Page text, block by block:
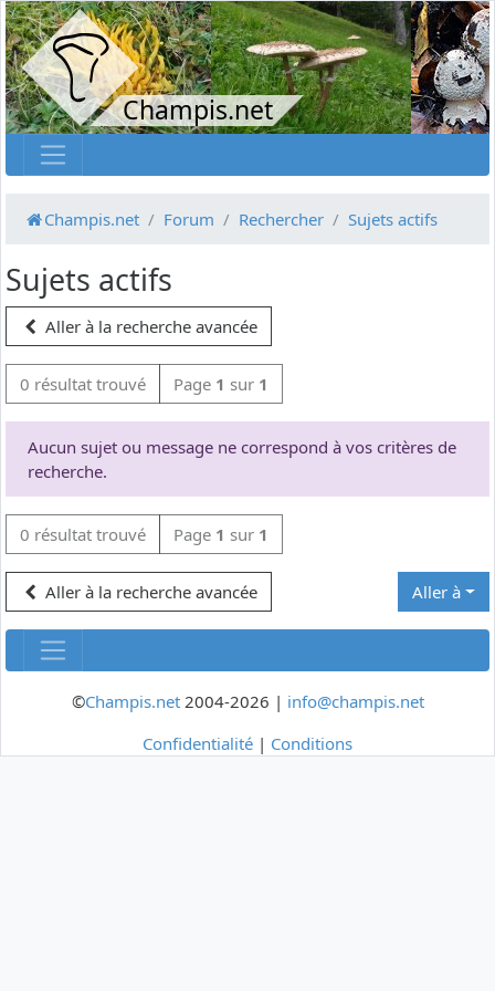
Champis.net
Champis.net Forum Rechercher Sujets actifs
Sujets actifs
Aller à la recherche avancée
0 résultat trouvé Page 1 sur 1
Aucun sujet ou message ne correspond à vos critères de
recherche.
0 résultat trouvé Page 1 sur 1
Aller à la recherche avancée Aller à
©Champis.net2004-2026 | info@champis.net
Confidentialité | Conditions